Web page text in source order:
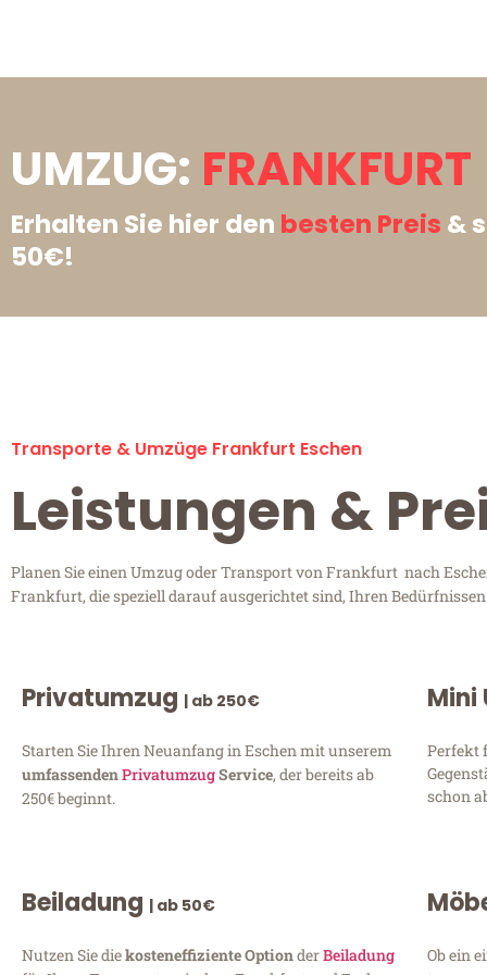
UMZUG:
Erhalten Sie hier den besten Preis &
50€!
Transporte & Umzüge Frankfurt Eschen
Leistungen &
Planen Sie einen Umzug oder Transport von Frankfurt nach
Frankfurt, die speziell darauf ausgerichtet sind, Ihren
Privatumzug | ab 250€
Starten Sie Ihren Neuanfang in Eschen mit unserem
umfassendenPrivatumzugService, der bereits ab
250€ beginnt.
Mini
Perfekt
schon
Beiladung | ab 50€
Nutzen Sie diekosteneffiziente OptionderBeiladung
Ob ein